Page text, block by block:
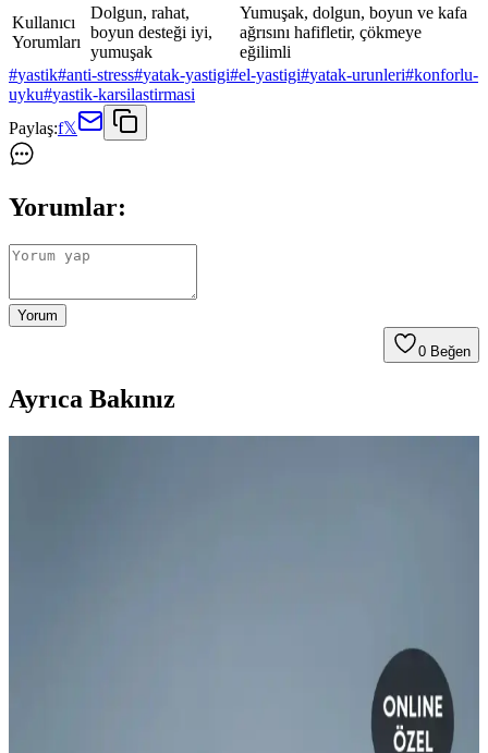
Kullanıcı
Yorumları
Dolgun, rahat,
boyun desteği iyi,
yumuşak
Yumuşak, dolgun, boyun ve kafa
ağrısını hafifletir, çökmeye
eğilimli
#yastik#anti-stress#yatak-yastigi#el-yastigi#yatak-urunleri#konforlu-
uyku#yastik-karsilastirmasi
Paylaş:f𝕏
Yorumlar:
Yorum
0 Beğen
Ayrıca Bakınız
Bu karşılaştırmada Nesco 50x100 tek kişilik yastık ile TeksNil
Home 50x70 boncuk silikon dolgu yastığı arasındaki dolgu tipi,
dolgunluk seviyesi, dış kumaş ve temizleme olanakları karşılaştırılır;